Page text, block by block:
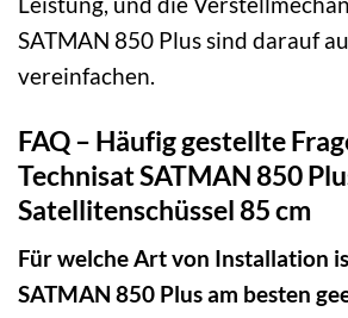
SATMAN 850 Plus sind darauf
vereinfachen.
FAQ – Häufig gestellte
Technisat SATMAN 850
Satellitenschüssel 85 cm
Für welche Art von Installation
SATMAN 850 Plus am besten